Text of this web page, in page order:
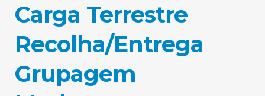
Carga Terrestre
Recolha/Entrega
Grupagem